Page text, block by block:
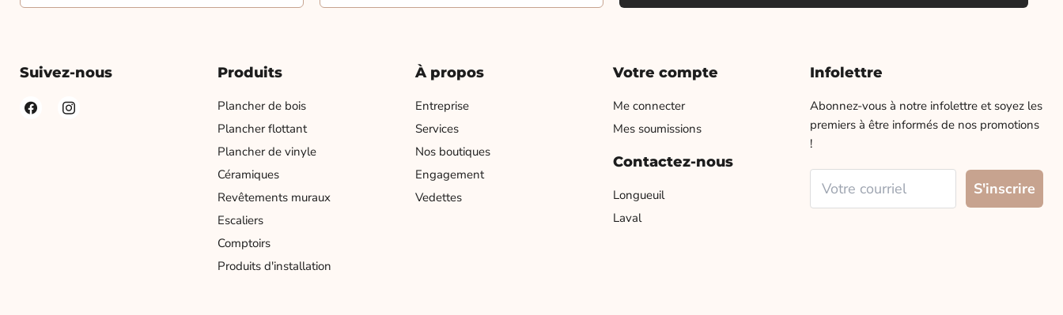
Suivez-nous Produits
Plancher de bois
Plancher flottant
Plancher de vinyle
Céramiques
Revêtements muraux
Escaliers
Comptoirs
Produits d'installation
À propos
Entreprise
Services
Nos boutiques
Engagement
Vedettes
Votre compte
Me connecter
Mes soumissions
Contactez-nous
Longueuil
Laval
Infolettre
Abonnez-vous à notre infolettre et soyez les
premiers à être informés de nos promotions
!